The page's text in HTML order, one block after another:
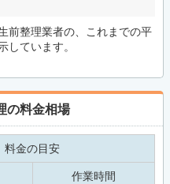
前整理業者の、これまでの平
しています。
の料金相場
料金の目安
作業時間